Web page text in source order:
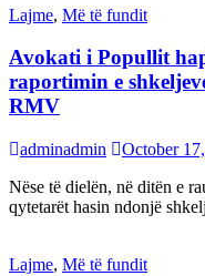
Lajme, Më të fundit
Avokati i Popullit
raportimin e
RMV
adminadmin
October
Nëse të dielën, në ditën e
qytetarët hasin ndonjë
Lajme, Më të fundit